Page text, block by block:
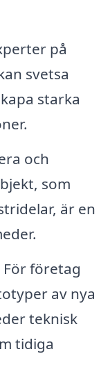
på
svetsa
starka
och
som
är en
För företag
av nya
teknisk
tidiga